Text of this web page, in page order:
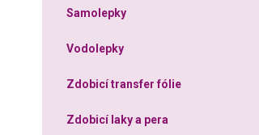
Samolepky
Vodolepky
Zdobicí transfer fólie
Zdobicí laky a pera